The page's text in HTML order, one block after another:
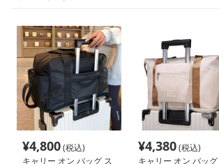
¥4,800(税込)
キャリー オン バッグ ス
¥4,380(税込)
キャリー オン バッ